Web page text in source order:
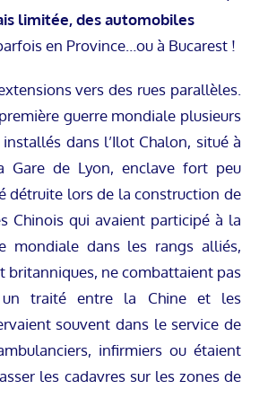
limitée, des automobiles
en Province…ou à Bucarest !
vers des rues parallèles.
guerre mondiale plusieurs
dans l’Ilot Chalon, situé à
Gare de Lyon, enclave fort peu
détruite lors de la construction de
Chinois qui avaient participé à la
mondiale dans les rangs alliés,
britanniques, ne combattaient pas
traité entre la Chine et les
souvent dans le service de
infirmiers ou étaient
les cadavres sur les zones de